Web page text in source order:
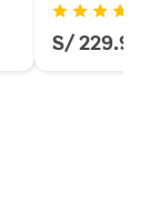
S/ 229.90